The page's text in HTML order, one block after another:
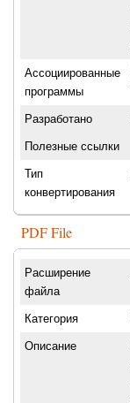
Ассоциированные
программы
Разработано
Полезные ссылки
Тип
конвертирования
PDF File
Расширение
файла
Категория
Описание